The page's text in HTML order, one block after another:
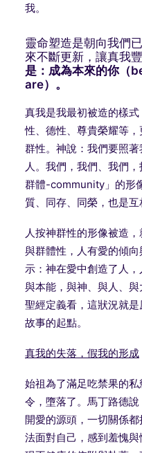
我。
靈命塑造是朝向我們
來不斷更新，讓真我
是：成為本來的你（
are）。
真我是我最初被造的樣
性、德性、尊貴榮耀等
群性。神說：我們要照
人。我們，我們、我們
群體-community 」的形
質、同存、同榮，也是互
人按神群性的形像被造
與群體性，人有愛的傾
示：神在愛中創造了人
與本能，與神、與人、
聖經定義看，這狀況就
故事的起點。
真我的失落，假我的形成
始祖為了滿足吃禁果的
令，墮落了。馬丁路德
開愛的源頭，一切關係
法面對自己，感到羞愧